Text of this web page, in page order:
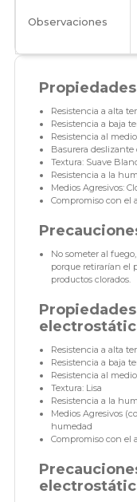
Observaciones
Resistencia a alta
Resistencia a baja
Resistencia al
Basurera
Textura: Suave
Resistencia a la
Medios Agresivos:
Compromiso con el
No someter al
porque retirarían el
productos clorados.
Resistencia a alta
Resistencia a baja
Resistencia al
Textura: Lisa
Resistencia a la
Medios Agresivos
humedad
Compromiso con el